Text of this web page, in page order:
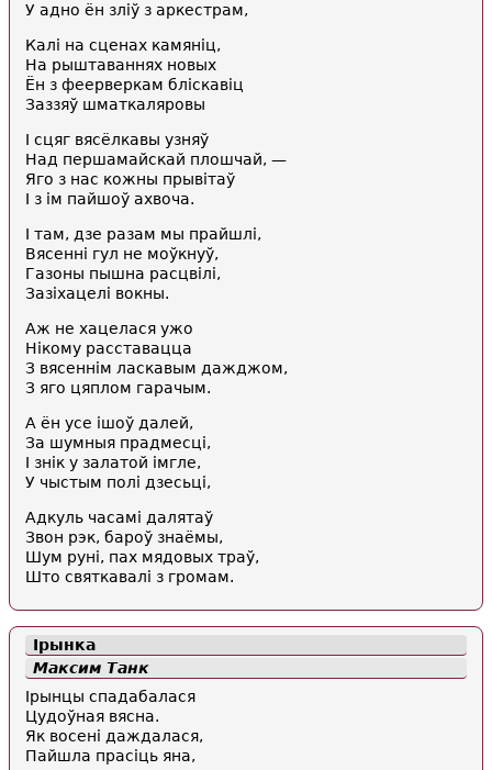
У адно ён зліў з аркестрам,
Калі на сценах камяніц,
На рыштаваннях новых
Ён з феерверкам бліскавіц
Заззяў шматкаляровы
I сцяг вясёлкавы узняў
Над першамайскай плошчай, —
Яго з нас кожны прывітаў
I з ім пайшоў ахвоча.
I там, дзе разам мы прайшлі,
Вясенні гул не моўкнуў,
Газоны пышна расцвілі,
Зазіхацелі вокны.
Аж не хацелася ужо
Нікому расставацца
З вясеннім ласкавым дажджом,
З яго цяплом гарачым.
А ён усе ішоў далей,
За шумныя прадмесці,
I знік у залатой імгле,
У чыстым полі дзесьці,
Адкуль часамі далятаў
Звон рэк, бароў знаёмы,
Шум руні, пах мядовых траў,
Што святкавалі з громам.
Ірынка
Максим Танк
Ірынцы спадабалася
Цудоўная вясна.
Як восені даждалася,
Пайшла прасіць яна,